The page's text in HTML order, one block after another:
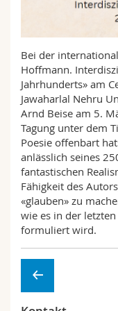
Math.-Nat. und
Mitarbeitende
Webmail
MyUnifr
Bei der
Hoffmann.
Jahrhunderts» am
Jawaharlal Nehru
Arnd Beise am 5.
Tagung unter dem
Poesie offenbart
anlässlich seines
fantastischen
Fähigkeit des
«glauben» zu
wie es in der letzten
formuliert wird.